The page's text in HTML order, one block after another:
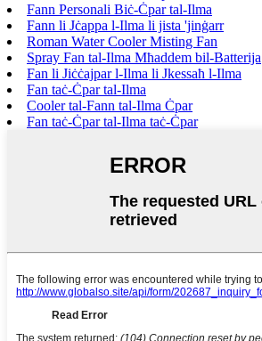
Fann Personali Biċ-Ċpar tal-Ilma
Fann li Jċappa l-Ilma li jista 'jinġarr
Roman Water Cooler Misting Fan
Spray Fan tal-Ilma Mħaddem bil-Batterija
Fan li Jiċċajpar l-Ilma li Jkessaħ l-Ilma
Fan taċ-Ċpar tal-Ilma
Cooler tal-Fann tal-Ilma Ċpar
Fan taċ-Ċpar tal-Ilma taċ-Ċpar